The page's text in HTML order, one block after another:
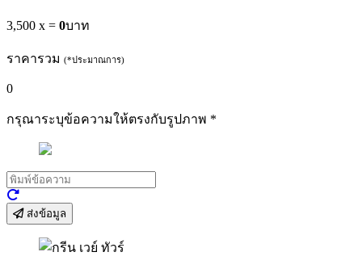
3,500 x = 0บาท
ราคารวม (*ประมาณการ)
0
กรุณาระบุข้อความให้ตรงกับรูปภาพ *
ส่งข้อมูล